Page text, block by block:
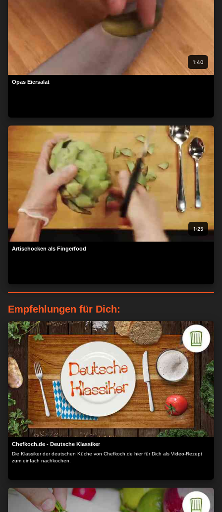
MEHR OPTIONEN
ZUSTIMMEN
1:40
Opas Eiersalat
1:25
Artischocken als Fingerfood
Empfehlungen für Dich:
Chefkoch.de - Deutsche Klassiker
Die Klassiker der deutschen Küche von Chefkoch.de hier für Dich als Video-Rezept
zum einfach nachkochen.